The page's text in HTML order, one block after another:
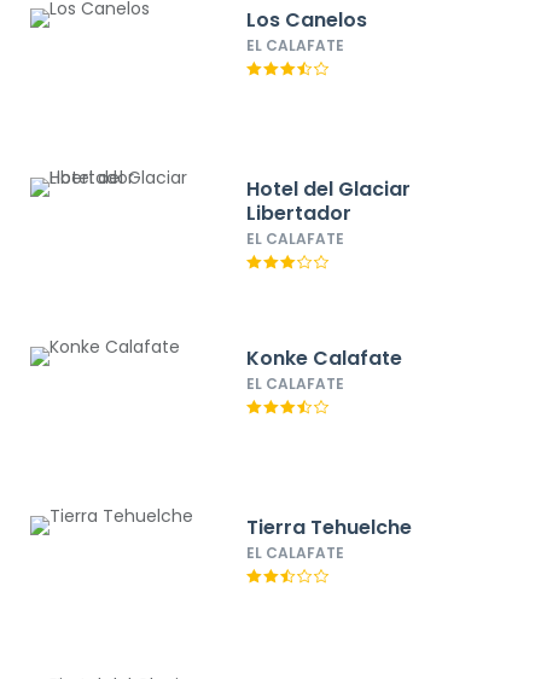
Los Canelos
EL CALAFATE
Hotel del Glaciar
Libertador
EL CALAFATE
Konke Calafate
EL CALAFATE
Tierra Tehuelche
EL CALAFATE